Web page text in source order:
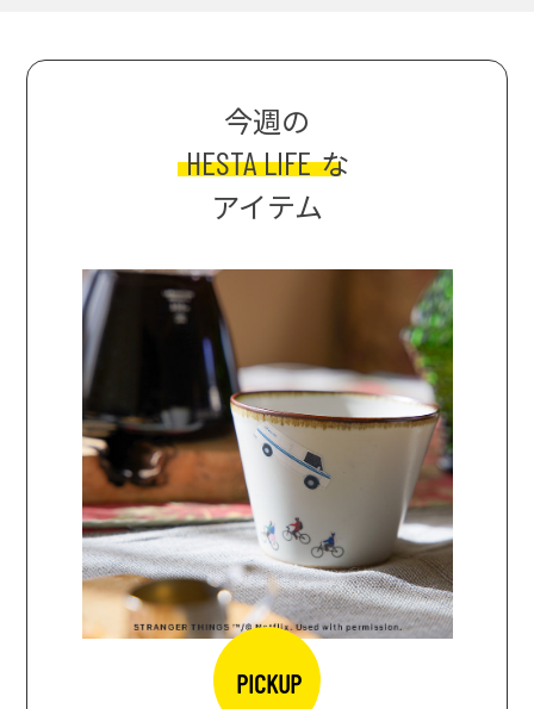
今週の
HESTA LIFE な
アイテム
PICKUP